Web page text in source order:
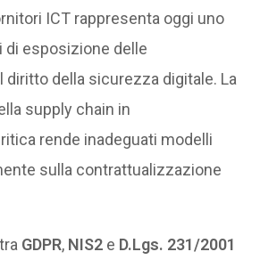
ICT rappresenta oggi uno
di esposizione delle
diritto della sicurezza digitale. La
supply chain in
rende inadeguati modelli
sulla contrattualizzazione
GDPR, NIS2 e D.Lgs. 231/2001